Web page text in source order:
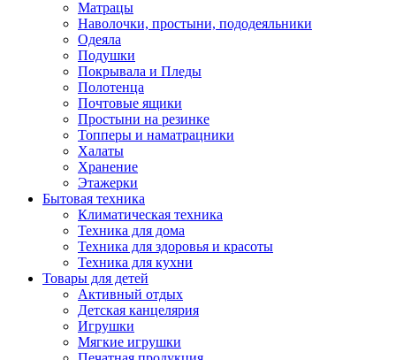
Матрацы
Наволочки, простыни, пододеяльники
Одеяла
Подушки
Покрывала и Пледы
Полотенца
Почтовые ящики
Простыни на резинке
Топперы и наматрацники
Халаты
Хранение
Этажерки
Бытовая техника
Климатическая техника
Техника для дома
Техника для здоровья и красоты
Техника для кухни
Товары для детей
Активный отдых
Детская канцелярия
Игрушки
Мягкие игрушки